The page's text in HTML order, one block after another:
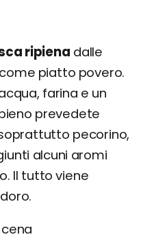
ripiena dalle
piatto povero.
farina e un
prevedete
pecorino,
alcuni aromi
Il tutto viene